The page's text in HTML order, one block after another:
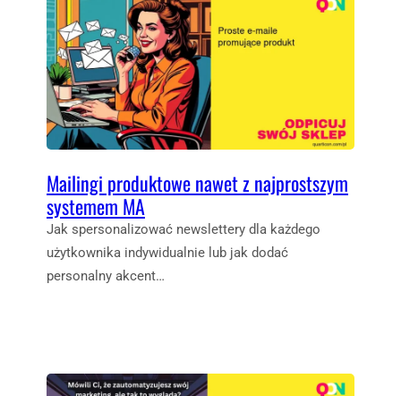
Mailingi produktowe nawet z najprostszym
systemem MA
Jak spersonalizować newslettery dla każdego
użytkownika indywidualnie lub jak dodać
personalny akcent…